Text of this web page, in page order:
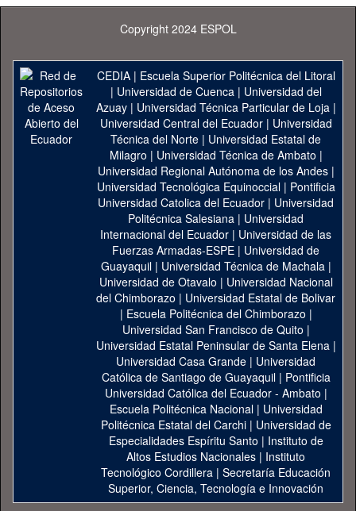
Copyright 2024 ESPOL
CEDIA| Escuela Superior Politécnica del Litoral
| Universidad de Cuenca| Universidad del
Azuay| Universidad Técnica Particular de Loja|
Universidad Central del Ecuador| Universidad
Técnica del Norte | Universidad Estatal de
Milagro | Universidad Técnica de Ambato |
Universidad Regional Autónoma de los Andes|
Universidad Tecnológica Equinoccial| Pontificia
Universidad Catolica del Ecuador | Universidad
Politécnica Salesiana | Universidad
Internacional del Ecuador | Universidad de las
Fuerzas Armadas-ESPE | Universidad de
Guayaquil| Universidad Técnica de Machala|
Universidad de Otavalo | Universidad Nacional
del Chimborazo | Universidad Estatal de Bolivar
| Escuela Politécnica del Chimborazo |
Universidad San Francisco de Quito |
Universidad Estatal Peninsular de Santa Elena|
Universidad Casa Grande | Universidad
Católica de Santiago de Guayaquil| Pontificia
Universidad Católica del Ecuador - Ambato |
Escuela Politécnica Nacional| Universidad
Politécnica Estatal del Carchi| Universidad de
Especialidades Espíritu Santo | Instituto de
Altos Estudios Nacionales | Instituto
Tecnológico Cordillera | Secretaría Educación
Superior, Ciencia, Tecnología e Innovación